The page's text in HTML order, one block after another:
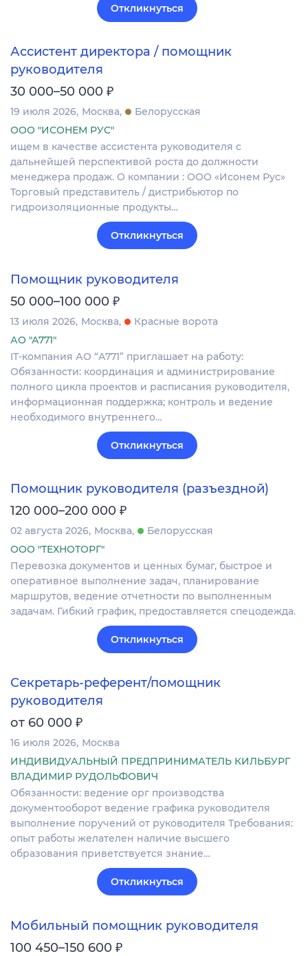
Откликнуться
Ассистент директора / помощник
руководителя
30 000–50 000 ₽
19 июля 2026 Москва
Белорусская
ООО "ИСОНЕМ РУС"
ищем в качестве ассистента руководителя с
дальнейшей перспективой роста до должности
менеджера продаж. О компании : ООО «Исонем Рус»
Торговый представитель / дистрибьютор по
гидроизоляционные продукты…
Откликнуться
Помощник руководителя
50 000–100 000 ₽
13 июля 2026 Москва
Красные ворота
АО "А771"
IT-компания АО “А771” приглашает на работу:
Обязанности: координация и администрирование
полного цикла проектов и расписания руководителя,
информационная поддержка; контроль и ведение
необходимого внутреннего…
Откликнуться
Помощник руководителя (разъездной)
120 000–200 000 ₽
02 августа 2026 Москва
Белорусская
ООО "ТЕХНОТОРГ"
Перевозка документов и ценных бумаг, быстрое и
оперативное выполнение задач, планирование
маршрутов, ведение отчетности по выполненным
задачам. Гибкий график, предоставляется спецодежда.
Откликнуться
Секретарь-референт/помощник
руководителя
от 60 000 ₽
16 июля 2026 Москва
ИНДИВИДУАЛЬНЫЙ ПРЕДПРИНИМАТЕЛЬ КИЛЬБУРГ
ВЛАДИМИР РУДОЛЬФОВИЧ
Обязанности: ведение орг производства
документооборот ведение графика руководителя
выполнение поручений от руководителя Требования:
опыт работы желателен наличие высшего
образования приветствуется знание…
Откликнуться
Мобильный помощник руководителя
100 450–150 600 ₽